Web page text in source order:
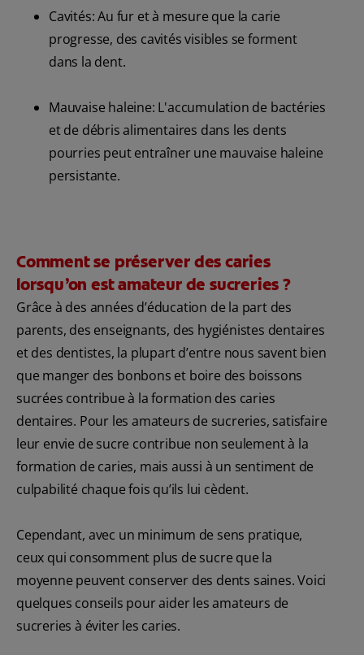
Cavités: Au fur et à mesure que la carie
progresse, des cavités visibles se forment
dans la dent.
Mauvaise haleine: L'accumulation de bactéries
et de débris alimentaires dans les dents
pourries peut entraîner une mauvaise haleine
persistante.
Comment se préserver des caries
lorsqu’on est amateur de sucreries ?
Grâce à des années d’éducation de la part des
parents, des enseignants, des hygiénistes dentaires
et des dentistes, la plupart d’entre nous savent bien
que manger des bonbons et boire des boissons
sucrées contribue à la formation des caries
dentaires. Pour les amateurs de sucreries, satisfaire
leur envie de sucre contribue non seulement à la
formation de caries, mais aussi à un sentiment de
culpabilité chaque fois qu’ils lui cèdent.
Cependant, avec un minimum de sens pratique,
ceux qui consomment plus de sucre que la
moyenne peuvent conserver des dents saines. Voici
quelques conseils pour aider les amateurs de
sucreries à éviter les caries.